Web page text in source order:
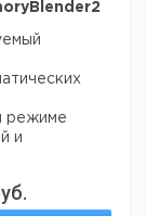
режиме
и